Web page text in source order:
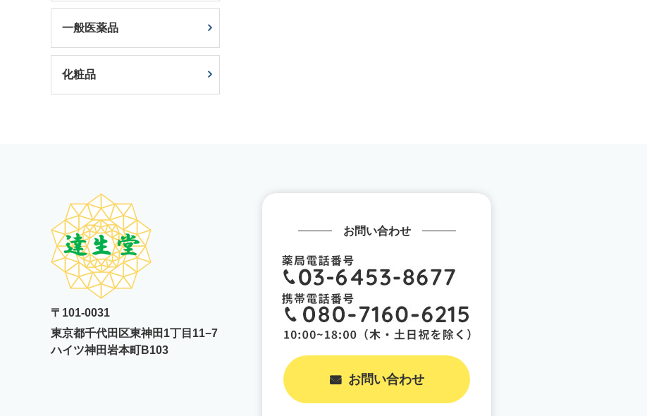
一般医薬品
化粧品
お問い合わせ
お問い合わせ
〒101-0031
東京都千代田区東神田1丁目11−7
ハイツ神田岩本町B103